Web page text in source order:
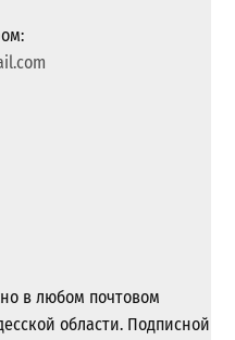
в любом почтовом
области. Подписной